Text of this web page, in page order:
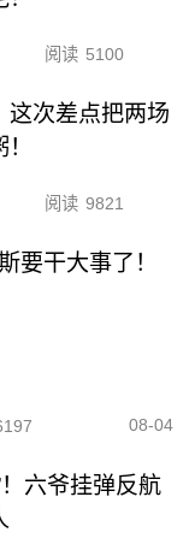
阅读 5100
这次差点把两场
阅读 9821
要干大事了！
08-04
六爷挂弹反航